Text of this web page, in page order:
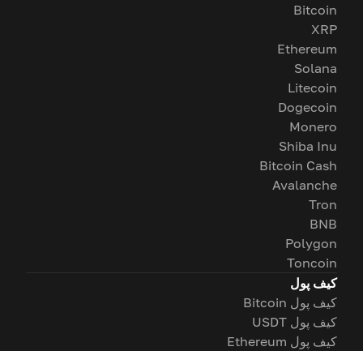
Bitcoin
XRP
Ethereum
Solana
Litecoin
Dogecoin
Monero
Shiba Inu
Bitcoin Cash
Avalanche
Tron
BNB
Polygon
Toncoin
کیف پول
کیف پول Bitcoin
کیف پول USDT
کیف پول Ethereum